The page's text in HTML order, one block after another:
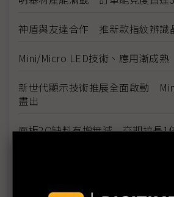
神盾與友達合作 推新款指紋辨識
Mini/Micro LED技術、應用漸成
新世代顯示技術推展全面啟動
盡出
面板2Q缺料有增無減 交期拉長1
延伸創新場域應用 面板不再只是